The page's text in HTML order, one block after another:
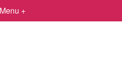
Menu +